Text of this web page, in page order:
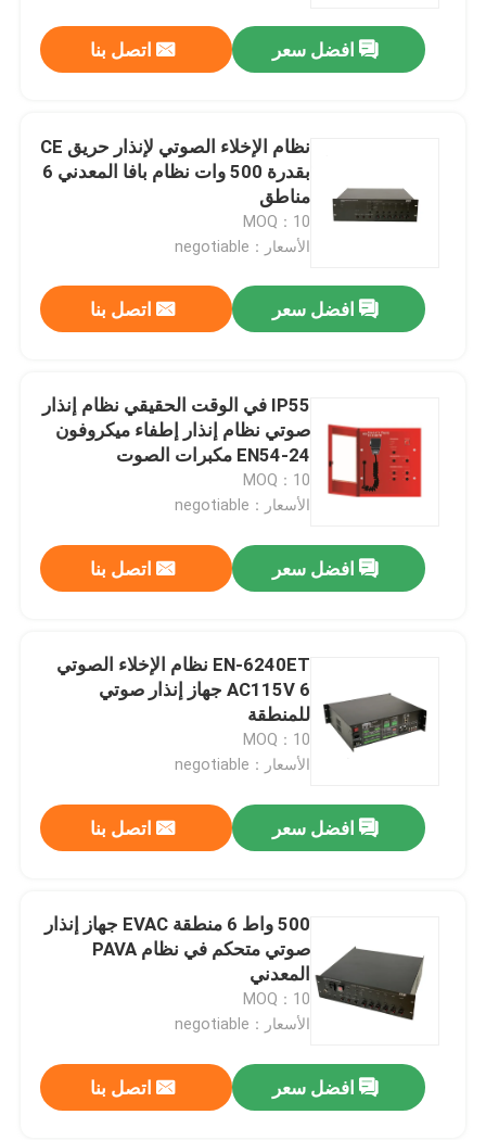
افضل سعر اتصل بنا
نظام الإخلاء الصوتي لإنذار حريق CE
بقدرة 500 وات نظام بافا المعدني 6
مناطق
MOQ：10
الأسعار：negotiable
افضل سعر اتصل بنا
IP55 في الوقت الحقيقي نظام إنذار
صوتي نظام إنذار إطفاء ميكروفون
EN54-24 مكبرات الصوت
MOQ：10
الأسعار：negotiable
افضل سعر اتصل بنا
EN-6240ET نظام الإخلاء الصوتي
AC115V 6 جهاز إنذار صوتي
للمنطقة
MOQ：10
الأسعار：negotiable
افضل سعر اتصل بنا
500 واط 6 منطقة EVAC جهاز إنذار
صوتي متحكم في نظام PAVA
المعدني
MOQ：10
الأسعار：negotiable
افضل سعر اتصل بنا